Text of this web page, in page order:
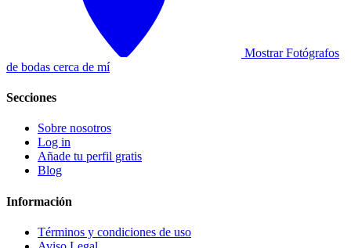
Mostrar Fotógrafos
de bodas cerca de mí
Secciones
Sobre nosotros
Log in
Añade tu perfil gratis
Blog
Información
Términos y condiciones de uso